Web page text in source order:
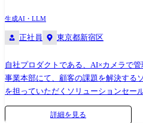
生成AI・LLM
正社員 東京都新宿区
自社プロダクトである、AI×カメラで
事業本部にて、顧客の課題を解決する
を担っていただくソリューションセー
・商談機会の獲得 ・提案資料作成・
やニーズの把握、その課題解決方法
詳細を見る